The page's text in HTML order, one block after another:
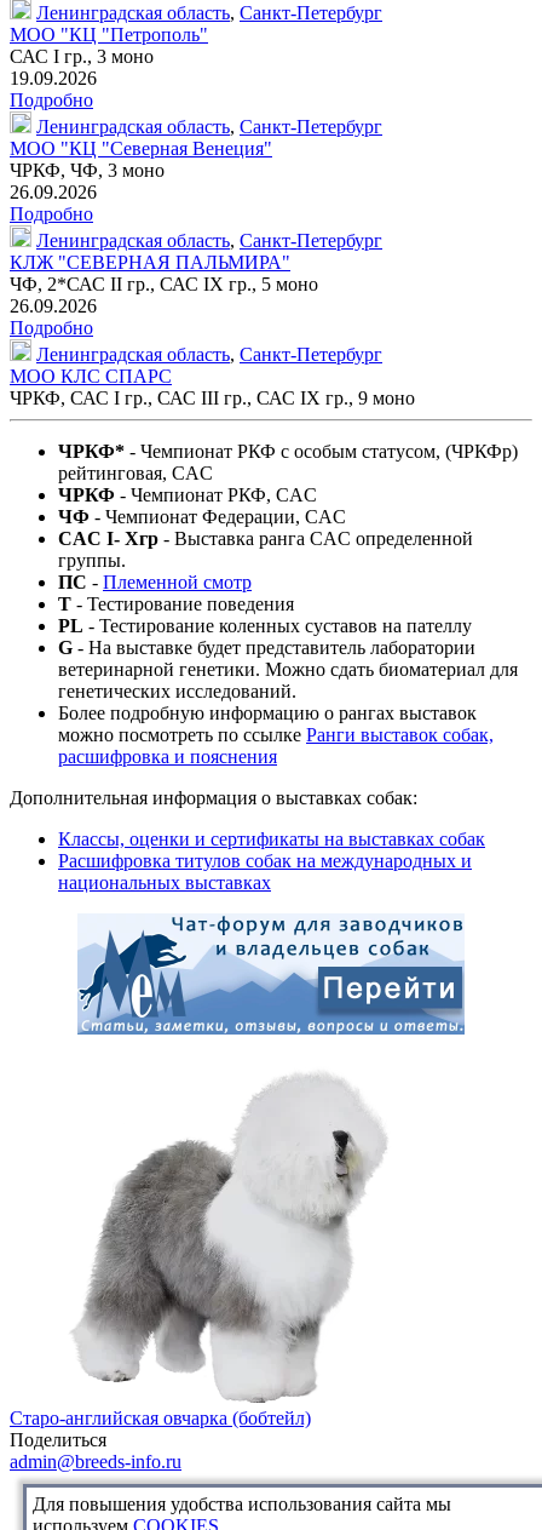
Ленинградская область, Санкт-Петербург
МОО "КЦ "Петрополь"
САС I гр., 3 моно
19.09.2026
Подробно
Ленинградская область, Санкт-Петербург
МОО "КЦ "Северная Венеция"
ЧРКФ, ЧФ, 3 моно
26.09.2026
Подробно
Ленинградская область, Санкт-Петербург
КЛЖ "СЕВЕРНАЯ ПАЛЬМИРА"
ЧФ, 2*САС II гр., САС IX гр., 5 моно
26.09.2026
Подробно
Ленинградская область, Санкт-Петербург
МОО КЛС СПАРС
ЧРКФ, САС I гр., САС III гр., САС IX гр., 9 моно
ЧРКФ* - Чемпионат РКФ c особым статусом, (ЧРКФр)
рейтинговая, CAC
ЧРКФ - Чемпионат РКФ, CAC
ЧФ - Чемпионат Федерации, CAC
CAC I- Xгр - Выставка ранга CAC определенной
группы.
ПС - Племенной смотр
T - Тестирование поведения
PL - Тестирование коленных суставов на пателлу
G - На выставке будет представитель лаборатории
ветеринарной генетики. Можно сдать биоматериал для
генетических исследований.
Более подробную информацию о рангах выставок
можно посмотреть по ссылке Ранги выставок собак,
расшифровка и пояснения
Дополнительная информация о выставках собак:
Классы, оценки и сертификаты на выставках собак
Расшифровка титулов собак на международных и
национальных выставках
Старо-английская овчарка (бобтейл)
Поделиться
admin@breeds-info.ru
Для повышения удобства использования сайта мы
используемCOOKIES